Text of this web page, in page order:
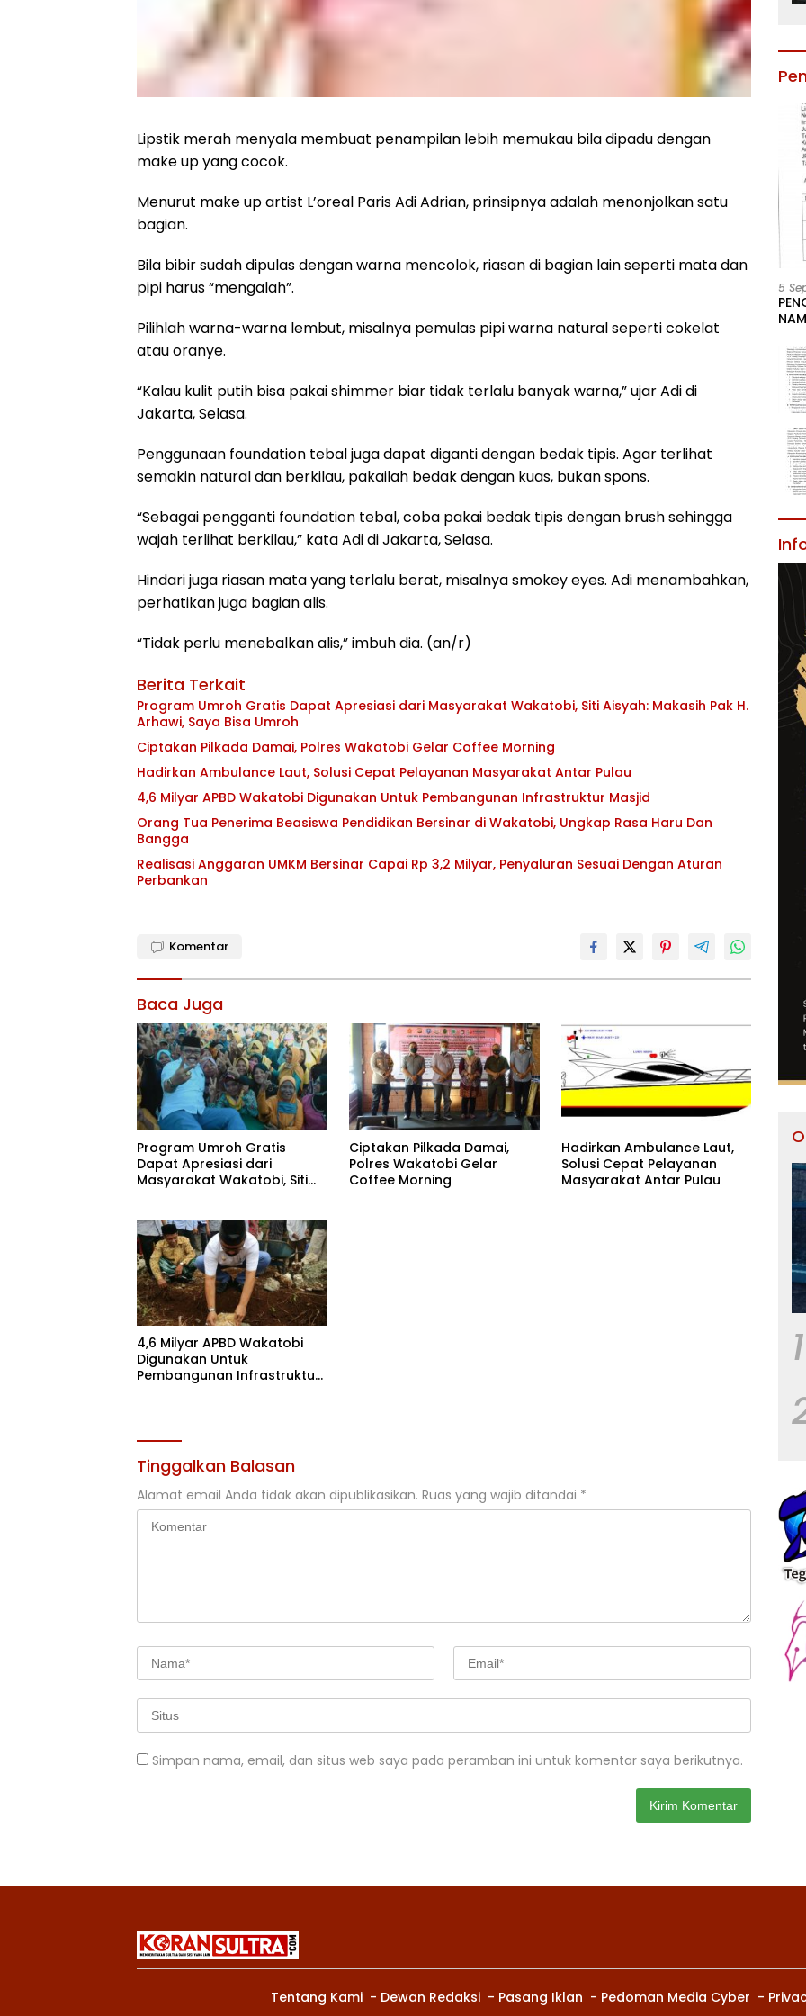
Lipstik merah menyala membuat penampilan lebih memukau bila dipadu dengan
make up yang cocok.
Menurut make up artist L’oreal Paris Adi Adrian, prinsipnya adalah menonjolkan satu
bagian.
Bila bibir sudah dipulas dengan warna mencolok, riasan di bagian lain seperti mata dan
pipi harus “mengalah”.
Pilihlah warna-warna lembut, misalnya pemulas pipi warna natural seperti cokelat
atau oranye.
“Kalau kulit putih bisa pakai shimmer biar tidak terlalu banyak warna,” ujar Adi di
Jakarta, Selasa.
Penggunaan foundation tebal juga dapat diganti dengan bedak tipis. Agar terlihat
semakin natural dan berkilau, pakailah bedak dengan kuas, bukan spons.
“Sebagai pengganti foundation tebal, coba pakai bedak tipis dengan brush sehingga
wajah terlihat berkilau,” kata Adi di Jakarta, Selasa.
Hindari juga riasan mata yang terlalu berat, misalnya smokey eyes. Adi menambahkan,
perhatikan juga bagian alis.
“Tidak perlu menebalkan alis,” imbuh dia. (an/r)
Berita Terkait
Program Umroh Gratis Dapat Apresiasi dari Masyarakat Wakatobi, Siti Aisyah: Makasih Pak H.
Arhawi, Saya Bisa Umroh
Ciptakan Pilkada Damai, Polres Wakatobi Gelar Coffee Morning
Hadirkan Ambulance Laut, Solusi Cepat Pelayanan Masyarakat Antar Pulau
4,6 Milyar APBD Wakatobi Digunakan Untuk Pembangunan Infrastruktur Masjid
Orang Tua Penerima Beasiswa Pendidikan Bersinar di Wakatobi, Ungkap Rasa Haru Dan
Bangga
Realisasi Anggaran UMKM Bersinar Capai Rp 3,2 Milyar, Penyaluran Sesuai Dengan Aturan
Perbankan
Komentar
Baca Juga
Program Umroh Gratis
Dapat Apresiasi dari
Masyarakat Wakatobi, Siti
Ciptakan Pilkada Damai,
Polres Wakatobi Gelar
Coffee Morning
Hadirkan Ambulance Laut,
Solusi Cepat Pelayanan
Masyarakat Antar Pulau
4,6 Milyar APBD Wakatobi
Digunakan Untuk
Pembangunan Infrastruktur
Tinggalkan Balasan
Alamat email Anda tidak akan dipublikasikan. Ruas yang wajib ditandai *
Simpan nama, email, dan situs web saya pada peramban ini untuk komentar saya berikutnya.
5
1
Tentang Kami Dewan Redaksi Pasang Iklan Pedoman Media Cyber